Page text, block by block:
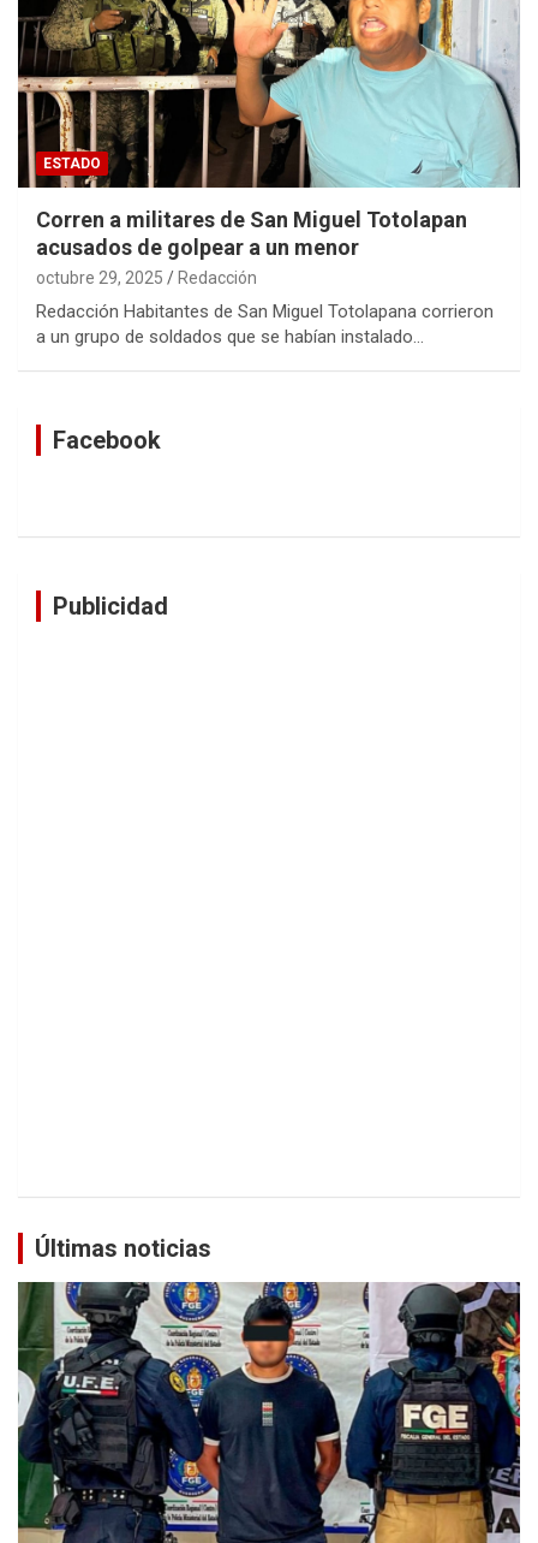
ESTADO
Corren a militares de San Miguel Totolapan
acusados de golpear a un menor
octubre 29, 2025 Redacción
Redacción Habitantes de San Miguel Totolapana corrieron
a un grupo de soldados que se habían instalado…
Facebook
Publicidad
Últimas noticias